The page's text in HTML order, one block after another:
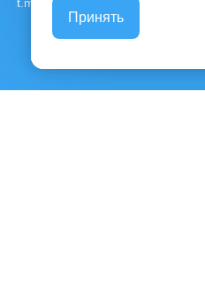
t.me/expertcontent_ru
Принять